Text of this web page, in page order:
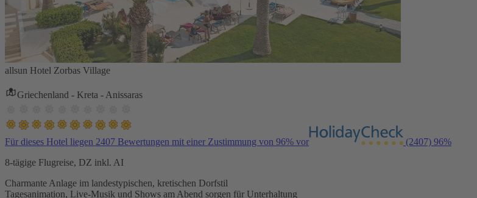
allsun Hotel Zorbas Village
Griechenland - Kreta - Anissaras
Für dieses Hotel liegen 2407 Bewertungen mit einer Zustimmung von 96% vor (2407) 96%
8-tägige Flugreise, DZ inkl. AI
Charmante Anlage im landestypischen, kretischen Dorfstil
Tagesanimation, Live-Musik und Shows am Abend sorgen für Unterhaltung